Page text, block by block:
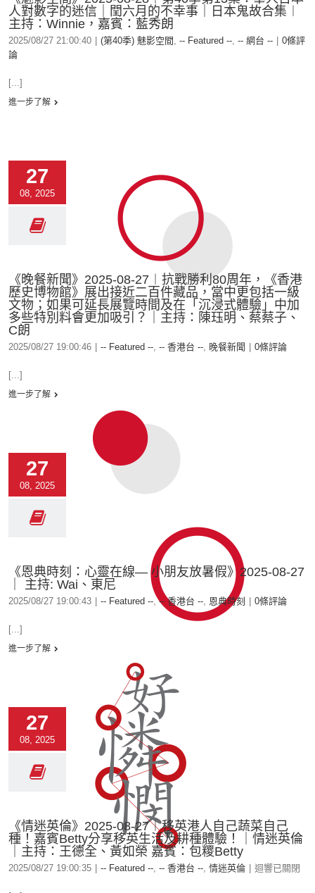
人對數字的迷信｜閏六月的不幸事｜日本鬼故合集︱
主持：Winnie，嘉賓：藍秀朗
2025/08/27 21:00:40 (第40季) 魅影空間 , -- Featured --, -- 網台 --
0條評
論
[...]
進一步了解
27
08, 2025
《晚餐新聞》2025-08-27︱抗戰勝利80周年，《香港
歷史博物館》展出接近二百件藏品，當中更包括一級
文物；如果可延長展覽時間及在「沉浸式體驗」中加
多些特別料會更加吸引？｜主持：陳珏明、蔡蔡子、
C朗
2025/08/27 19:00:46 -- Featured --, -- 香港台 --, 晚餐新聞 0條評論
[...]
進一步了解
27
08, 2025
《恩典時刻：心靈在線— 小朋友放暑假》2025-08-27
｜ 主持: Wai、東尼
2025/08/27 19:00:43 -- Featured --,-- 香港台 --, 恩典時刻 0條評論
[...]
進一步了解
27
08, 2025
《情迷英倫》2025-08-27︱移英港人自己蔬菜自己
種！嘉賓Betty分享移英生活及耕種體驗！｜情迷英倫
｜主持：王德全、黃如榮 嘉賓：包糭Betty
2025/08/27 19:00:35 -- Featured --, -- 香港台 --, 情迷英倫 迴響已關閉